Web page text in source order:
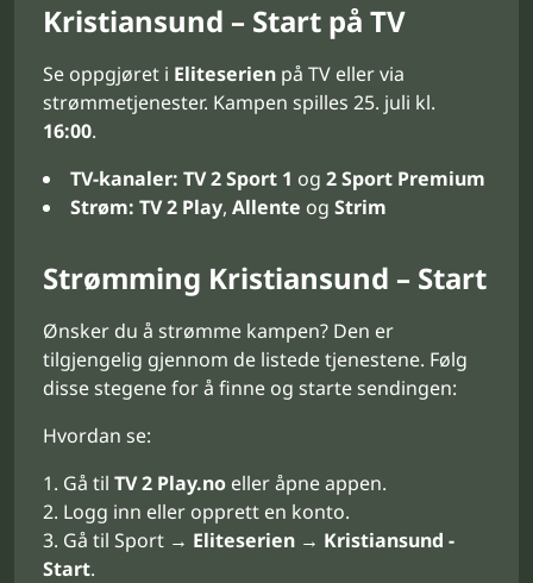
Kristiansund – Start på TV
Se oppgjøret i Eliteserien på TV eller via
strømmetjenester. Kampen spilles 25. juli kl.
16:00.
TV-kanaler: TV 2 Sport 1 og 2 Sport Premium
Strøm: TV 2 Play, Allente og Strim
Strømming Kristiansund – Start
Ønsker du å strømme kampen? Den er
tilgjengelig gjennom de listede tjenestene. Følg
disse stegene for å finne og starte sendingen:
Hvordan se:
Gå til TV 2 Play.no eller åpne appen.
Logg inn eller opprett en konto.
Gå til Sport → Eliteserien → Kristiansund -
Start.